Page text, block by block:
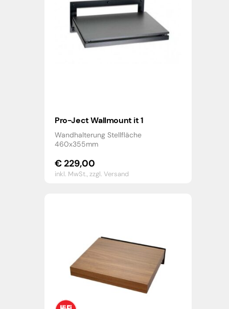
Pro-Ject Wallmount it 1
Wandhalterung Stellfläche
460x355mm
€229,00
inkl. MwSt.,zzgl. Versand